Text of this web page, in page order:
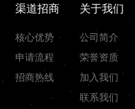
渠道招商
核心优势
申请流程
招商热线
关于我们
公司简介
荣誉资质
加入我们
联系我们